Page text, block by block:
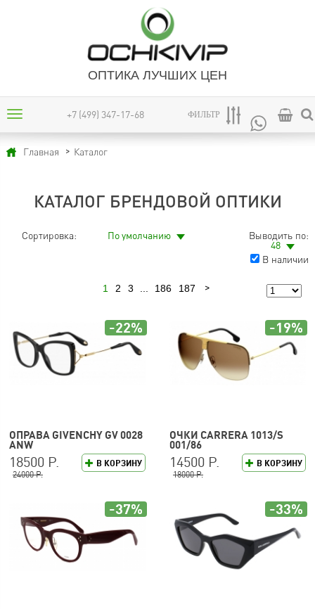
ОПТИКА ЛУЧШИХ ЦЕН
+7 (499) 347-17-68 ФИЛЬТР
Главная Каталог
КАТАЛОГ БРЕНДОВОЙ ОПТИКИ
Сортировка: По умолчанию
Выводить по:
48
В наличии
1 2 3 186 187
ОПРАВА GIVENCHY GV 0028
ANW
В КОРЗИНУ
18500 Р.
24000 Р.
-22%
ОЧКИ CARRERA 1013/S
001/86
В КОРЗИНУ
14500 Р.
18000 Р.
-19%
-37% -33%